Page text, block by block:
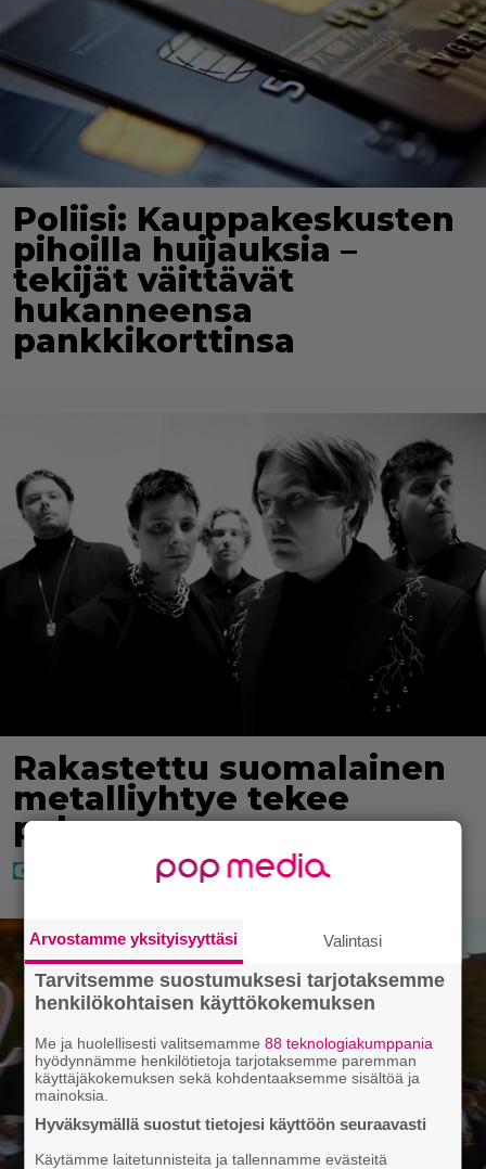
Poliisi: Kauppakeskusten
pihoilla huijauksia –
tekijät väittävät
hukanneensa
pankkikorttinsa
Rakastettu suomalainen
metalliyhtye tekee
paluun
Arvostamme yksityisyyttäsi Valintasi
Tarvitsemme suostumuksesi tarjotaksemme
henkilökohtaisen käyttökokemuksen
Me ja huolellisesti valitsemamme88 teknologiakumppania
hyödynnämme henkilötietoja tarjotaksemme paremman
käyttäjäkokemuksen sekä kohdentaaksemme sisältöä ja
mainoksia.
Hyväksymällä suostut tietojesi käyttöön seuraavasti
Käytämme laitetunnisteita ja tallennamme evästeitä